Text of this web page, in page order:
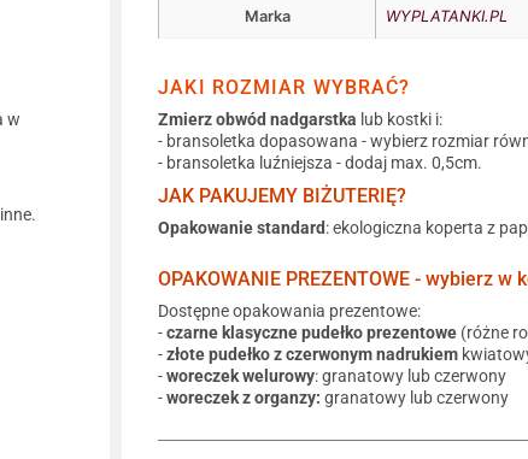
w
Marka WYPLATANKI.PL
JAKI ROZMIAR WYBRAĆ?
Zmierz obwód nadgarstka lub kostki i:
- bransoletka dopasowana - wybierz rozmiar
- bransoletka luźniejsza - dodaj max. 0,5cm.
JAK PAKUJEMY BIŻUTERIĘ?
Opakowanie standard: ekologiczna koperta z
OPAKOWANIE PREZENTOWE - wybierz w
Dostępne opakowania prezentowe:
-czarne klasyczne pudełko prezentowe (różne
-złote pudełko z czerwonym nadrukiem
-woreczek welurowy: granatowy lub czerwony
-woreczek z organzy: granatowy lub czerwony